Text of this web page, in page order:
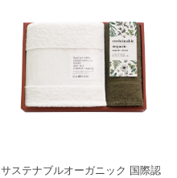
サステナブルオーガニック 国際認